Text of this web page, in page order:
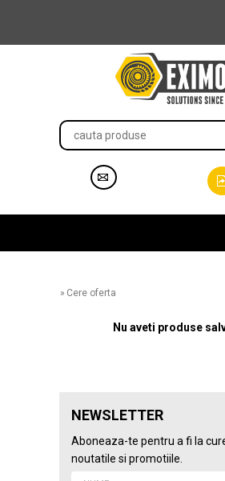
» Cere oferta
Nu aveti produse
NEWSLETTER
Aboneaza-te pentru a fi la
noutatile si promotiile.